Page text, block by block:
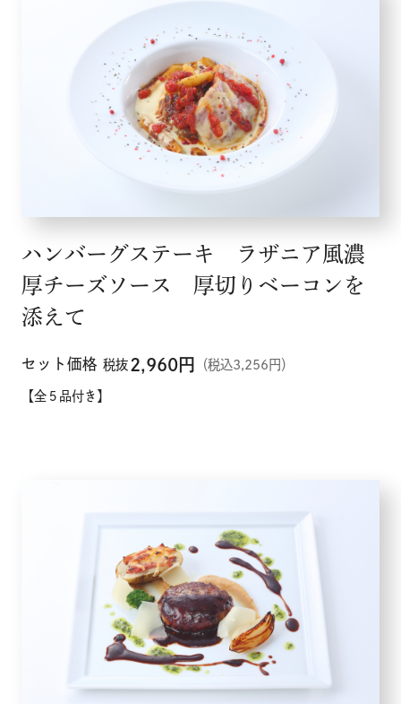
ハンバーグステーキ ラザニア風濃
厚チーズソース 厚切りベーコンを
添えて
セット価格 税抜 2,960円 （税込3,256円）
【全５品付き】